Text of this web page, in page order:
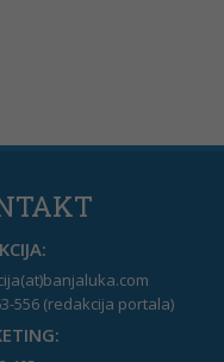
556 (redakcija portala)